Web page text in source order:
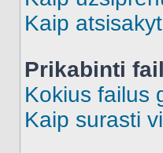
Kaip
Prikabinti
Kokius failus
Kaip surasti